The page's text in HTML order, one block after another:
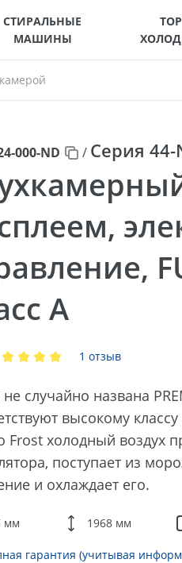
СТИРАЛЬНЫЕ
МАШИНЫ
000-ND / Серия 44-
A
1 отзыв
случайно названа
высокому
Frost холодный воздух
поступает из
и охлаждает его.
мм 1968 мм
гарантия (учитывая